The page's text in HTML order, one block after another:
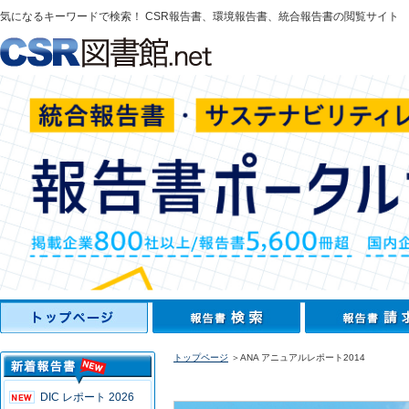
気になるキーワードで検索！ CSR報告書、環境報告書、統合報告書の閲覧サイト
DIC レポート 2026
トップページ ＞ANA アニュアルレポート2014